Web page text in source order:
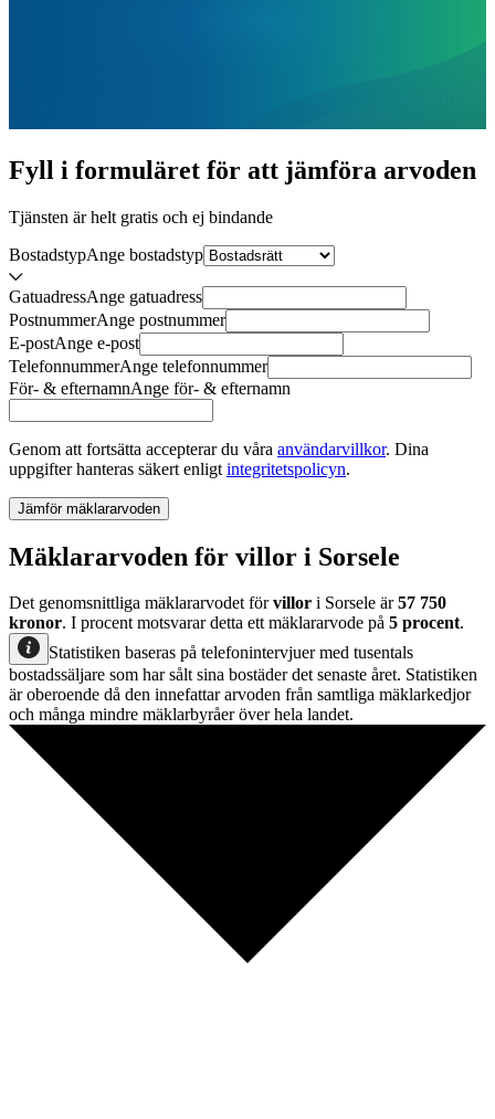
Fyll i formuläret för att jämföra arvoden
Tjänsten är helt gratis och ej bindande
BostadstypAnge bostadstyp
GatuadressAnge gatuadress
PostnummerAnge postnummer
E-postAnge e-post
TelefonnummerAnge telefonnummer
För- & efternamnAnge för- & efternamn
Genom att fortsätta accepterar du våra användarvillkor. Dina
uppgifter hanteras säkert enligt integritetspolicyn.
Jämför mäklararvoden
Mäklararvoden för villor i Sorsele
Det genomsnittliga mäklararvodet förvillor i Sorsele är57 750
kronor. I procent motsvarar detta ett mäklararvode på 5 procent.
Statistiken baseras på telefonintervjuer med tusentals
bostadssäljare som har sålt sina bostäder det senaste året. Statistiken
är oberoende då den innefattar arvoden från samtliga mäklarkedjor
och många mindre mäklarbyråer över hela landet.